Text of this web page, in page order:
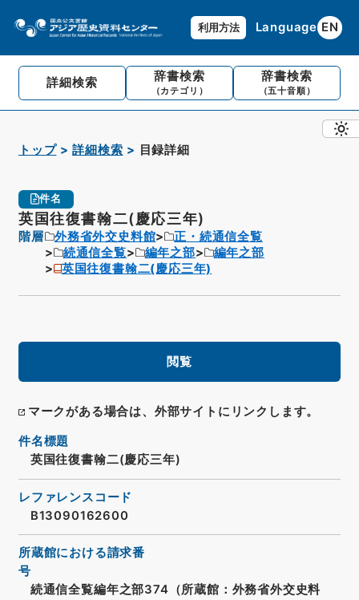
利用方法 Language EN
詳細検索 辞書検索
（カテゴリ）
辞書検索
（五十音順）
トップ 詳細検索 目録詳細
件名
英国往復書翰二(慶応三年)
階層 外務省外交史料館
正・続通信全覧
続通信全覧
編年之部
編年之部
英国往復書翰二(慶応三年)
閲覧
マークがある場合は、外部サイトにリンクします。
件名標題
英国往復書翰二(慶応三年)
レファレンスコード
B13090162600
所蔵館における請求番
号
続通信全覧編年之部374（所蔵館：外務省外交史料